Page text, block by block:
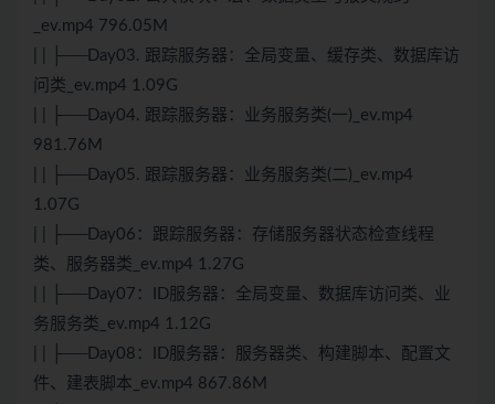
_ev.mp4 796.05M
| | ├──Day03. 跟踪服务器：全局变量、缓存类、数据库访
问类_ev.mp4 1.09G
| | ├──Day04. 跟踪服务器：业务服务类(一)_ev.mp4
981.76M
| | ├──Day05. 跟踪服务器：业务服务类(二)_ev.mp4
1.07G
| | ├──Day06：跟踪服务器：存储服务器状态检查线程
类、服务器类_ev.mp4 1.27G
| | ├──Day07：ID服务器：全局变量、数据库访问类、业
务服务类_ev.mp4 1.12G
| | ├──Day08：ID服务器：服务器类、构建脚本、配置文
件、建表脚本_ev.mp4 867.86M